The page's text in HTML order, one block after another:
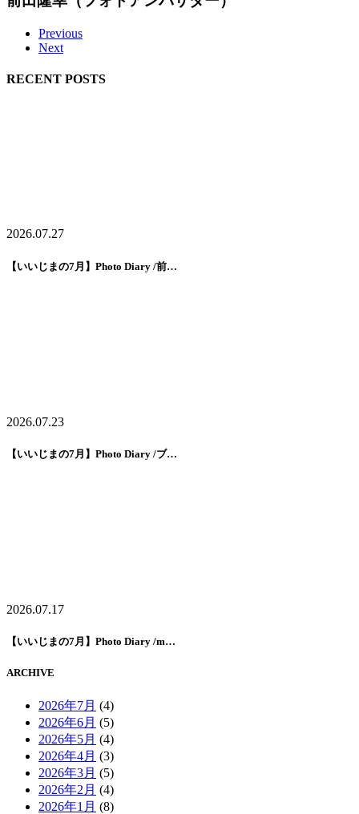
Previous
Next
RECENT POSTS
2026.07.27
【いいじまの7月】Photo Diary /前…
2026.07.23
【いいじまの7月】Photo Diary /ブ…
2026.07.17
【いいじまの7月】Photo Diary /m…
ARCHIVE
2026年7月 (4)
2026年6月 (5)
2026年5月 (4)
2026年4月 (3)
2026年3月 (5)
2026年2月 (4)
2026年1月 (8)